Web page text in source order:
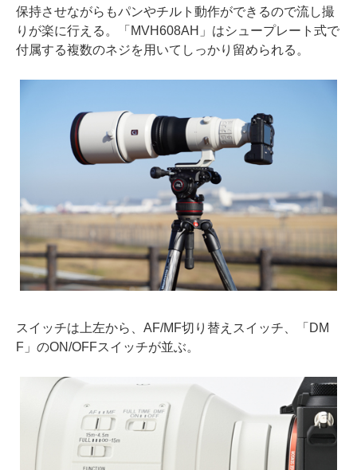
保持させながらもパンやチルト動作ができるので流し撮
りが楽に行える。「MVH608AH」はシュープレート式で
付属する複数のネジを用いてしっかり留められる。
スイッチは上左から、AF/MF切り替えスイッチ、「DM
F」のON/OFFスイッチが並ぶ。